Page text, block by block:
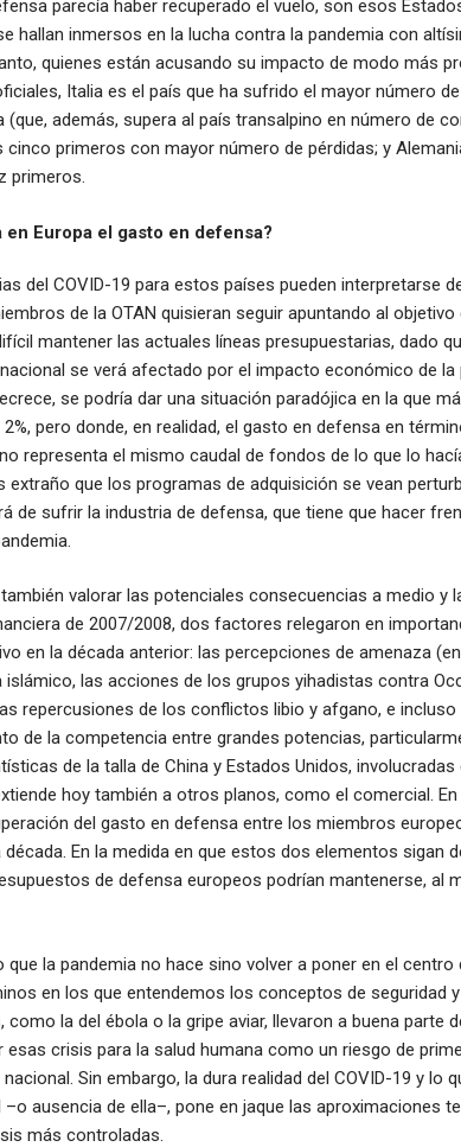
parecía haber recuperado el vuelo, son esos
hallan inmersos en la lucha contra la pandemia con
quienes están acusando su impacto de modo más
Italia es el país que ha sufrido el mayor número
(que, además, supera al país transalpino en número de
primeros con mayor número de pérdidas; y
primeros.
Europa el gasto en defensa?
del COVID-19 para estos países pueden interpretarse
de la OTAN quisieran seguir apuntando al objetivo
mantener las actuales líneas presupuestarias, dado
se verá afectado por el impacto económico de la
se podría dar una situación paradójica en la que
pero donde, en realidad, el gasto en defensa en
representa el mismo caudal de fondos de lo que lo
que los programas de adquisición se vean
de sufrir la industria de defensa, que tiene que hacer
valorar las potenciales consecuencias a medio y
de 2007/2008, dos factores relegaron en
en la década anterior: las percepciones de amenaza
las acciones de los grupos yihadistas contra
repercusiones de los conflictos libio y afgano, e incluso
de la competencia entre grandes potencias,
de la talla de China y Estados Unidos, involucradas
hoy también a otros planos, como el comercial.
del gasto en defensa entre los miembros
En la medida en que estos dos elementos sigan
de defensa europeos podrían mantenerse, al
la pandemia no hace sino volver a poner en el centro
en los que entendemos los conceptos de seguridad
la del ébola o la gripe aviar, llevaron a buena parte
crisis para la salud humana como un riesgo de
Sin embargo, la dura realidad del COVID-19 y lo
ausencia de ella–, pone en jaque las aproximaciones
más controladas.